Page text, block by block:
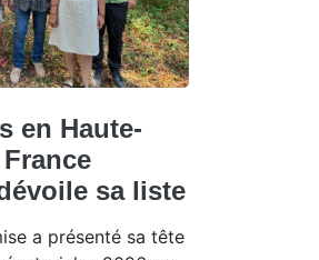
en Haute-
sa liste
a présenté sa tête